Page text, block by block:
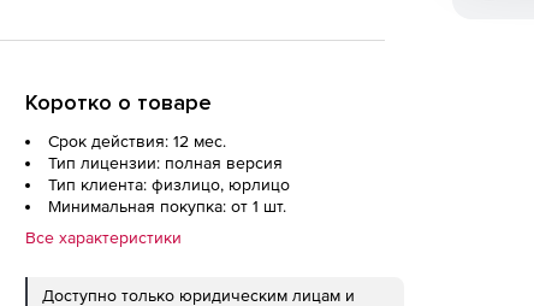
Коротко о товаре
Срок действия: 12 мес.
Тип лицензии: полная версия
Тип клиента: физлицо, юрлицо
Минимальная покупка: от 1 шт.
Все характеристики
Доступно только юридическим лицам и